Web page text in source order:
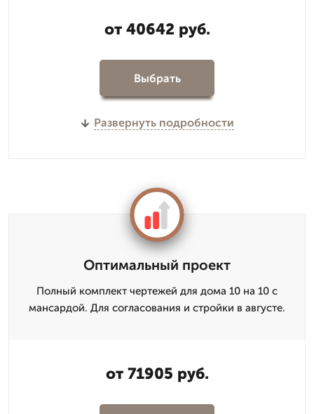
от 40642 руб.
Выбрать
Развернуть подробности
Оптимальный проект
Полный комплект чертежей для дома 10 на 10 с
мансардой. Для согласования и стройки в августе.
от 71905 руб.